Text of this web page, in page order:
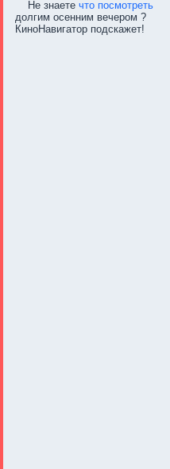
Не знаете что посмотреть
долгим осенним вечером ?
КиноНавигатор подскажет!